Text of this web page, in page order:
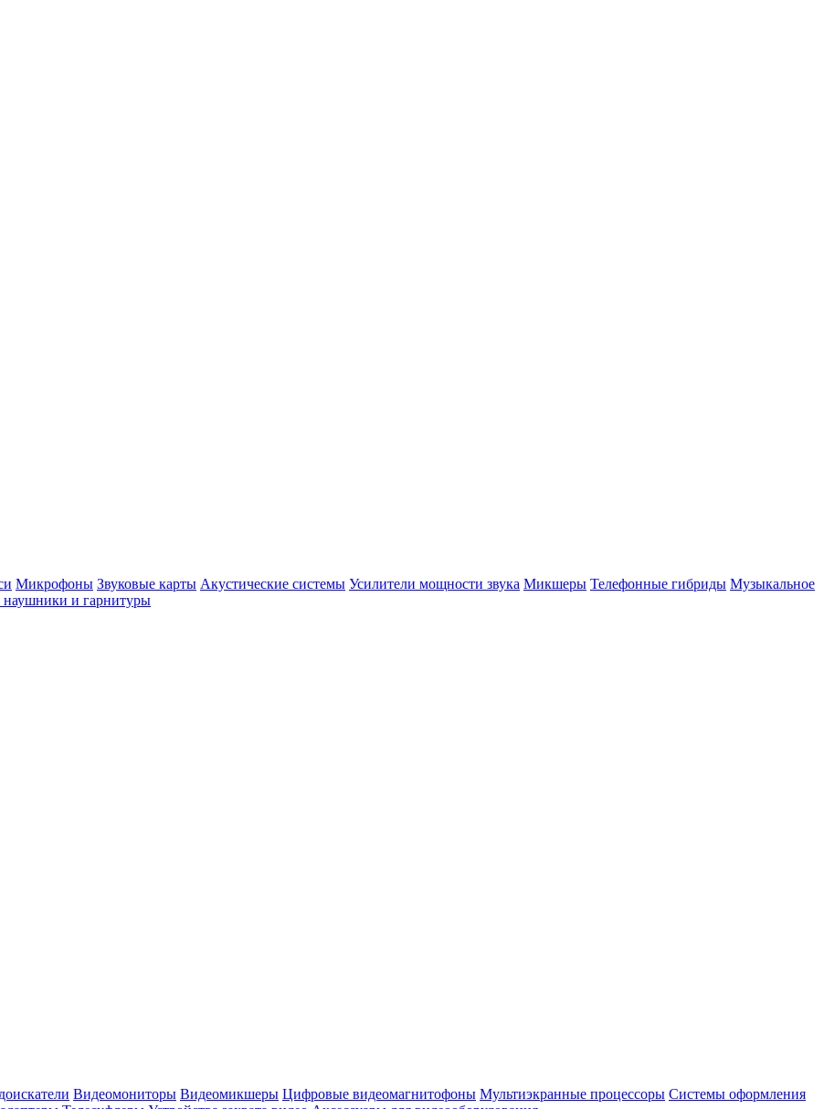
Микрофоны Звуковые карты Акустические системы Усилители мощности звука Микшеры Телефонные гибриды Музыкальное
и гарнитуры
Видеомониторы Видеомикшеры Цифровые видеомагнитофоны Мультиэкранные процессоры Системы оформления